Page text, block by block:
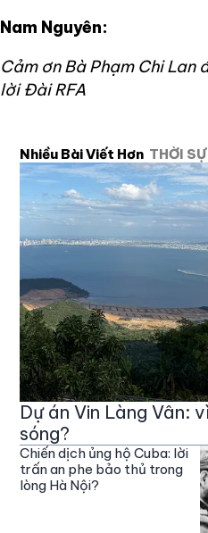
Nam Nguyên:
Cảm ơn Bà Phạm Chi
lời Đài RFA
Nhiều Bài Viết Hơn THỜI SỰ
Dự án Vin Làng Vân:
sóng?
Chiến dịch ủng hộ Cuba: lời
trấn an phe bảo thủ trong
lòng Hà Nội?